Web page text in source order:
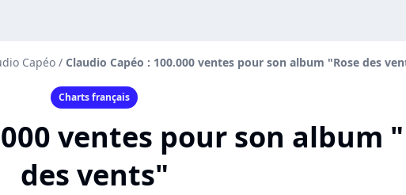
Capéo / Claudio Capéo : 100.000 ventes pour son album "Rose des
Charts français
ventes pour son album
des vents"